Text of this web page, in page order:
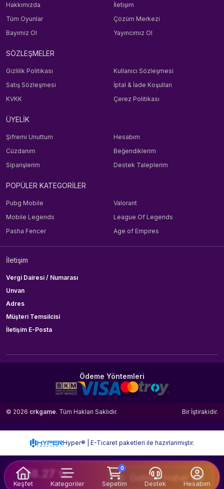
558.27 TL Gelince Haber Ver
Keşfet Kategoriler
0
Sepetim Destek Hesabım
Hakkımızda
İletişim
Tüm Oyunlar
Çözüm Merkezi
Bayimiz Ol
Yayıncımız Ol
SÖZLEŞMELER
Gizlilik Politikası
Kullanıcı Sözleşmesi
Satış Sözleşmesi
İptal & İade Koşulları
KVKK
Çerez Politikası
ÜYELİK
Şifremi Unuttum
Hesabım
Cüzdanım
Beğendiklerim
Siparişlerim
Destek Taleplerim
POPÜLER KATEGORİLER
Pubg Mobile
Valorant
Mobile Legends
League Of Legends
Pasha Fencer
Age of Empires
İletişim
Vergi Dairesi / Numarası
Unvan
Adres
Müşteri Temsilcisi
İletişim E-Posta
Ödeme Yöntemleri
© 2026 crkgame. Tüm Hakları Saklıdır. Bir İştirakidir.
Hyper® | E-Ticaret paketleri ile hazırlanmıştır.